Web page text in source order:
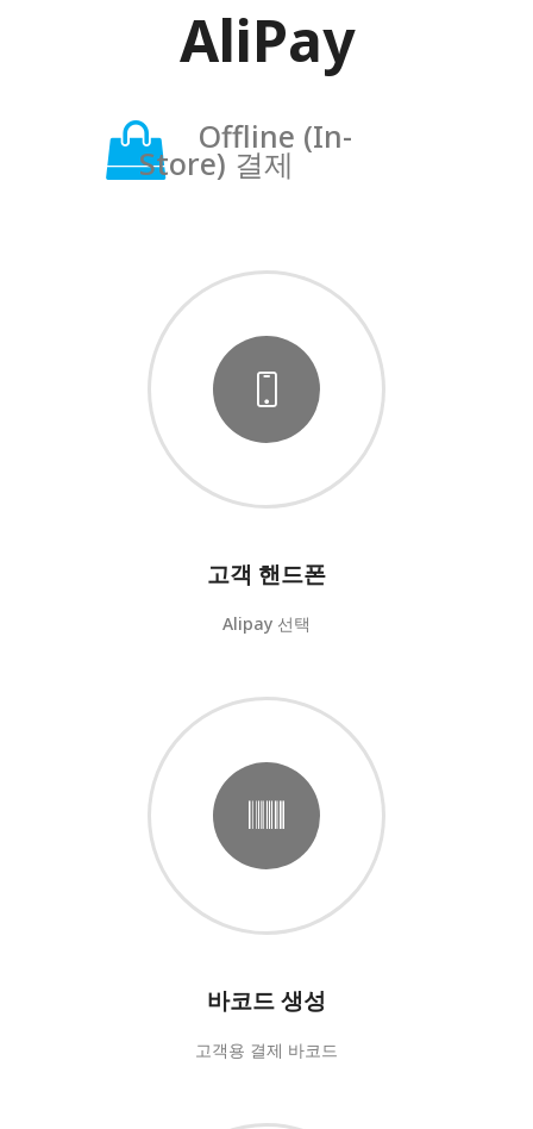
AliPay
Offline (In-
Store) 결제
고객 핸드폰
Alipay 선택
바코드 생성
고객용 결제 바코드